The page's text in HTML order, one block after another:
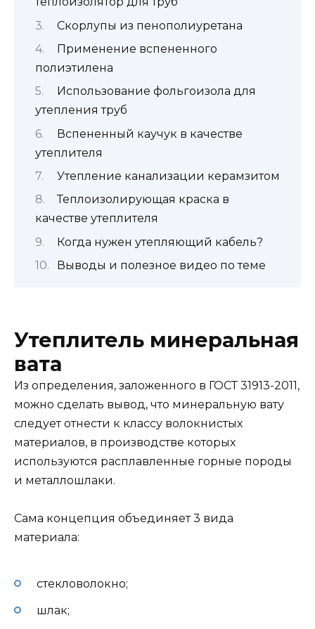
Скорлупы из пенополиуретана
Применение вспененного
полиэтилена
Использование фольгоизола для
утепления труб
Вспененный каучук в качестве
утеплителя
Утепление канализации керамзитом
Теплоизолирующая краска в
качестве утеплителя
Когда нужен утепляющий кабель?
Выводы и полезное видео по теме
Утеплитель минеральная
вата
Из определения, заложенного в ГОСТ 31913-2011,
можно сделать вывод, что минеральную вату
следует отнести к классу волокнистых
материалов, в производстве которых
используются расплавленные горные породы
и металлошлаки.
Сама концепция объединяет 3 вида
материала:
стекловолокно;
шлак;